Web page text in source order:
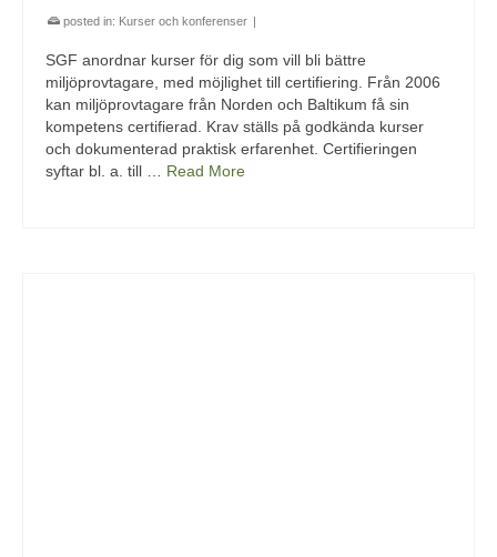
posted in: Kurser och konferenser |
SGF anordnar kurser för dig som vill bli bättre
miljöprovtagare, med möjlighet till certifiering. Från 2006
kan miljöprovtagare från Norden och Baltikum få sin
kompetens certifierad. Krav ställs på godkända kurser
och dokumenterad praktisk erfarenhet. Certifieringen
syftar bl. a. till … Read More